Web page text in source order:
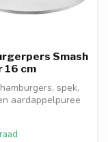
Smash
16 cm
spek,
aardappelpuree